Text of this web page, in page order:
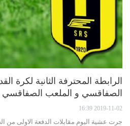
الرابطة المحترفة الثانية لكرة
الصفاقسي و الملعب الصفاقسي
2019-11-02 16:39
جرت عشية اليوم مقابلات الدفعة الاولى من